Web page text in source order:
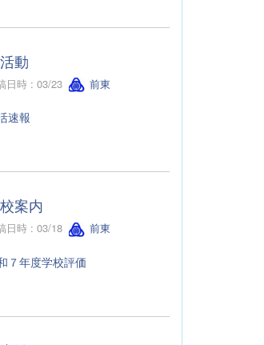
動
日時 : 03/23 前東
速報
案内
日時 : 03/18 前東
７年度学校評価